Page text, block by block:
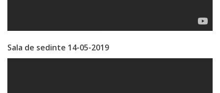
şi
Sala de sedinte 14-05-2019